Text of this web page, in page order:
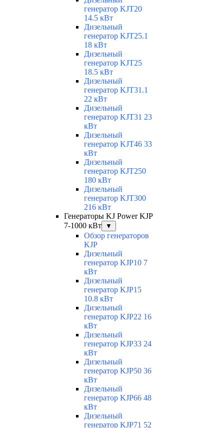
генератор KJT20
14.5 кВт
Дизельный
генератор KJT25.1
18 кВт
Дизельный
генератор KJT25
18.5 кВт
Дизельный
генератор KJT31.1
22 кВт
Дизельный
генератор KJT31 23
кВт
Дизельный
генератор KJT46 33
кВт
Дизельный
генератор KJT250
180 кВт
Дизельный
генератор KJT300
216 кВт
Генераторы KJ Power KJP
7-1000 кВт
▼
Обзор генераторов
KJP
Дизельный
генератор KJP10 7
кВт
Дизельный
генератор KJP15
10.8 кВт
Дизельный
генератор KJP22 16
кВт
Дизельный
генератор KJP33 24
кВт
Дизельный
генератор KJP50 36
кВт
Дизельный
генератор KJP66 48
кВт
Дизельный
генератор KJP71 52